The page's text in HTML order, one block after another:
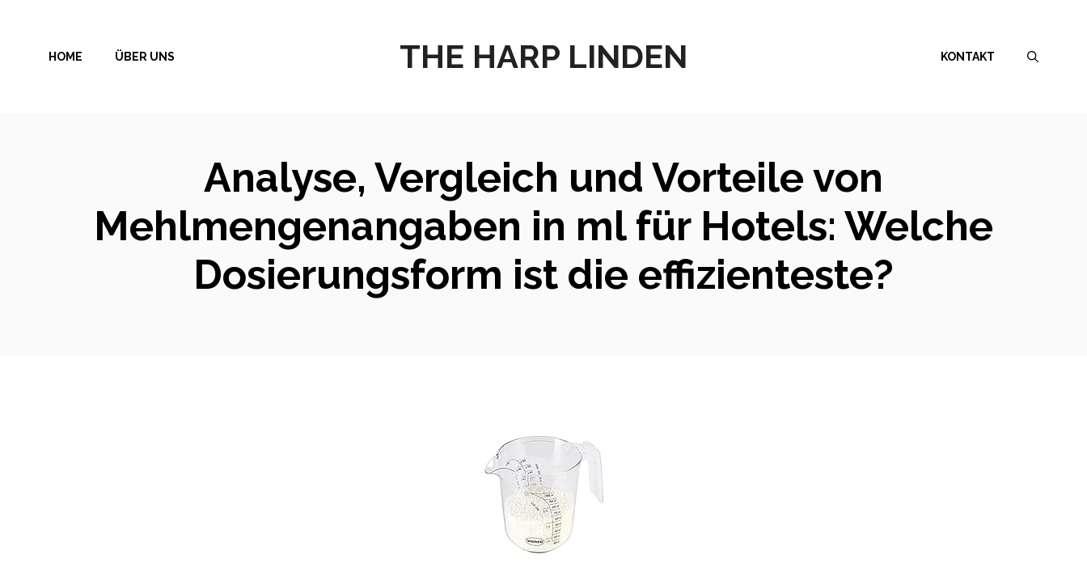
springen
THE HARP LINDEN
HOME ÜBER UNS KONTAKT
Analyse, Vergleich und Vorteile von
Mehlmengenangaben in ml für Hotels: Welche
Dosierungsform ist die effizienteste?